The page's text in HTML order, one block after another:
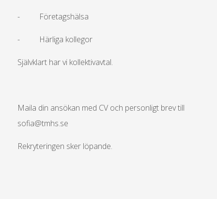
- Företagshälsa
- Härliga kollegor
Självklart har vi kollektivavtal.
Maila din ansökan med CV och personligt brev till
sofia@tmhs.se
Rekryteringen sker löpande.